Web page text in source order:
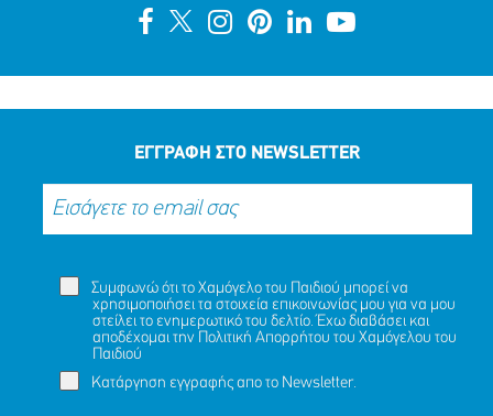
ΕΓΓΡΑΦΗ ΣΤΟ NEWSLETTER
Συμφωνώ ότι το Χαμόγελο του Παιδιού μπορεί να
χρησιμοποιήσει τα στοιχεία επικοινωνίας μου για να μου
στείλει το ενημερωτικό του δελτίο. Έχω διαβάσει και
αποδέχομαι την Πολιτική Απορρήτου του Χαμόγελου του
Παιδιού
Κατάργηση εγγραφής απο το Newsletter.